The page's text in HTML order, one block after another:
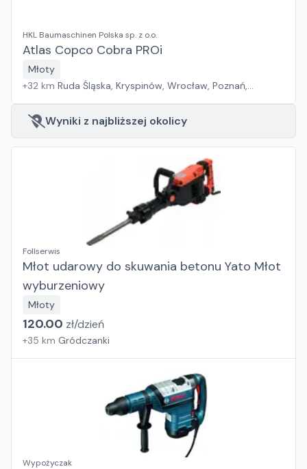
HKL Baumaschinen Polska sp. z o.o.
Atlas Copco Cobra PROi
Młoty
+32 km Ruda Śląska, Kryspinów, Wrocław, Poznań,
Wyniki z najbliższej okolicy
Follserwis
Młot udarowy do skuwania betonu Yato Młot
wyburzeniowy
Młoty
120.00 zł/dzień
+35 km Gródczanki
Wypożyczak